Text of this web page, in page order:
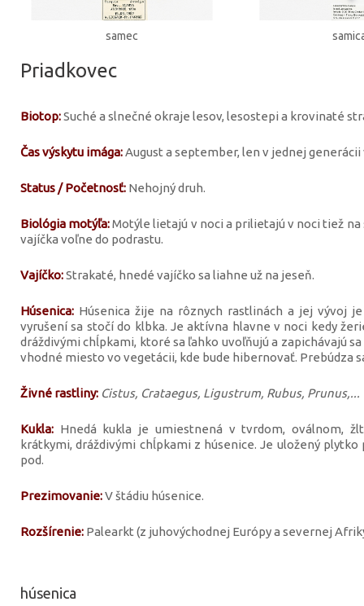
samec
Priadkovec
Biotop:Suché a slnečné okraje lesov, lesostepi a krovinaté
Čas výskytu imága:August a september, len v jednej generácii
Status / Početnosť: Nehojný druh.
Biológia motýľa:Motýle lietajú v noci a prilietajú v noci tiež
vajíčka voľne do podrastu.
Vajíčko:Strakaté, hnedé vajíčko sa liahne už na jeseň.
Húsenica: Húsenica žije na rôznych rastlinách a jej vývoj
vyrušení sa stočí do klbka. Je aktívna hlavne v noci kedy
dráždivými chĺpkami, ktoré sa ľahko uvoľňujú a zapichávajú
vhodné miesto vo vegetácii, kde bude hibernovať. Prebúdza
Živné rastliny: Cistus, Crataegus, Ligustrum, Rubus, Prunus,...
Kukla: Hnedá kukla je umiestnená v tvrdom, oválnom,
krátkymi, dráždivými chĺpkami z húsenice. Je uložený
pod.
Prezimovanie:V štádiu húsenice.
Rozšírenie: Palearkt (z juhovýchodnej Európy a severnej
húsenica